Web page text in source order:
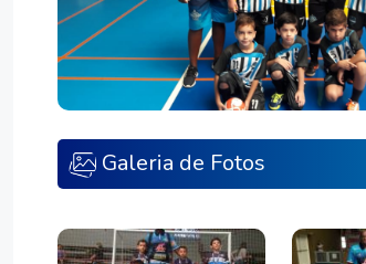
Galeria de Fotos